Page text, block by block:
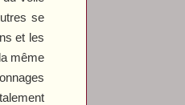
se
et les
même